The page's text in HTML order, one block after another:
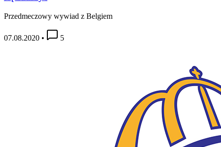
Przedmeczowy wywiad z Belgiem
07.08.2020 • 5